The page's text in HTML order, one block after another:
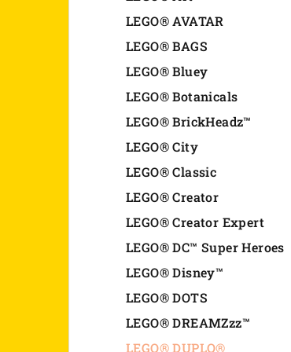
LEGO® AVATAR
LEGO® BAGS
LEGO® Bluey
LEGO® Botanicals
LEGO® BrickHeadz™
LEGO® City
LEGO® Classic
LEGO® Creator
LEGO® Creator Expert
LEGO® DC™ Super Heroes
LEGO® Disney™
LEGO® DOTS
LEGO® DREAMZzz™
LEGO® DUPLO®